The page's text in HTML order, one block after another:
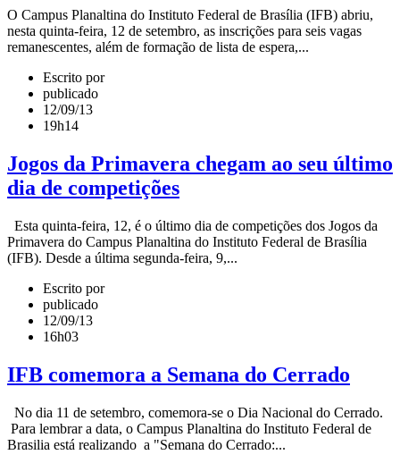
O Campus Planaltina do Instituto Federal de Brasília (IFB) abriu,
nesta quinta-feira, 12 de setembro, as inscrições para seis vagas
remanescentes, além de formação de lista de espera,...
Escrito por
publicado
12/09/13
19h14
Jogos da Primavera chegam ao seu último
dia de competições
Esta quinta-feira, 12, é o último dia de competições dos Jogos da
Primavera do Campus Planaltina do Instituto Federal de Brasília
(IFB). Desde a última segunda-feira, 9,...
Escrito por
publicado
12/09/13
16h03
IFB comemora a Semana do Cerrado
No dia 11 de setembro, comemora-se o Dia Nacional do Cerrado.
Para lembrar a data, o Campus Planaltina do Instituto Federal de
Brasilia está realizando a "Semana do Cerrado:...